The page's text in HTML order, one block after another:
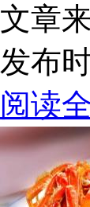
文章
发布
阅读